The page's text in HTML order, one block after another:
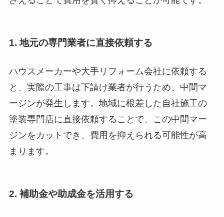
1. 地元の専門業者に直接依頼する
ハウスメーカーや大手リフォーム会社に依頼する
と、実際の工事は下請け業者が行うため、中間マ
ージンが発生します。地域に根差した自社施工の
塗装専門店に直接依頼することで、この中間マー
ジンをカットでき、費用を抑えられる可能性が高
まります。
2. 補助金や助成金を活用する